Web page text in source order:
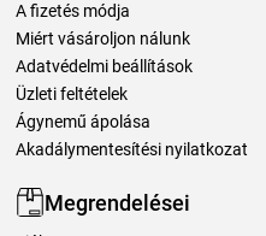
A fizetés módja
Miért vásároljon nálunk
Adatvédelmi beállítások
Üzleti feltételek
Ágynemű ápolása
Akadálymentesítési nyilatkozat
Megrendelései